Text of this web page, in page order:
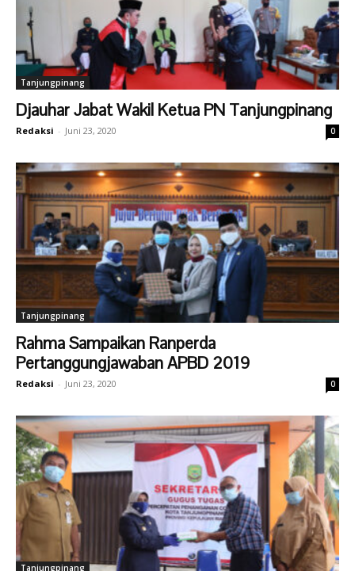
Tanjungpinang
Djauhar Jabat Wakil Ketua PN Tanjungpinang
Redaksi - Juni 23, 2020 0
Tanjungpinang
Rahma Sampaikan Ranperda
Pertanggungjawaban APBD 2019
Redaksi - Juni 23, 2020 0
Tanjungpinang